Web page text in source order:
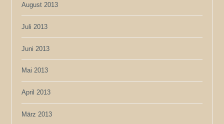
August 2013
Juli 2013
Juni 2013
Mai 2013
April 2013
März 2013